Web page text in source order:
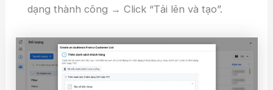
dạng thành công → Click “Tải lên và tạo”.